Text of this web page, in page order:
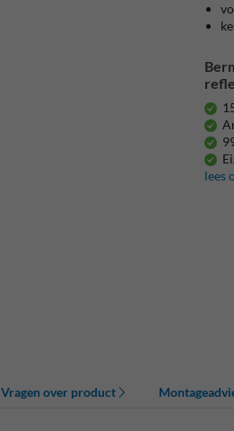
lees
Vragen over product